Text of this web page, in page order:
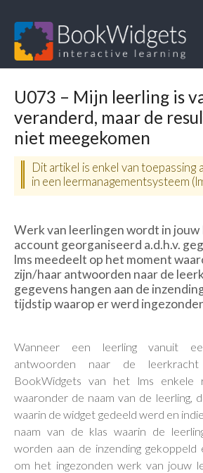
1. Veelgestelde
3. Lesmateriaal
U073 – Mijn leerling is
veranderd, maar de
niet meegekomen
Dit artikel is enkel van toepassing
in een leer­management­systeem
Werk van leerlingen wordt in
account georganiseerd a.d.h.v.
lms meedeelt op het moment
zijn/haar antwoorden naar de
gegevens hangen aan de
tijdstip waarop er werd
Wanneer een leerling vanuit
antwoorden naar de
BookWidgets van het lms enkele
waaronder de naam van de leerling,
waarin de widget gedeeld werd en
naam van de klas waarin de
worden aan de inzending
om het ingezonden werk van jouw